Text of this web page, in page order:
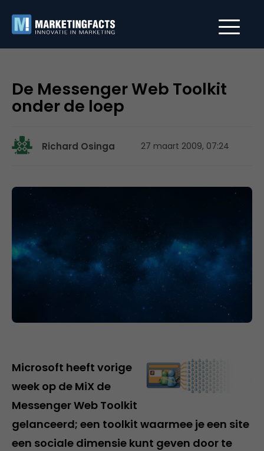
De Messenger Web Toolkit
onder de loep
Richard Osinga 27 maart 2009, 07:24
Microsoft heeft vorige
week op de MiX de
Messenger Web Toolkit
gelanceerd; een toolkit waarmee je een site
een sociale dimensie kunt geven door te